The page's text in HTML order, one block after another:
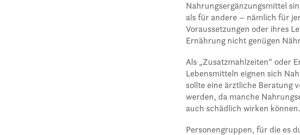
Nahrungsergänzungsmittel
als für andere – nämlich für
Voraussetzungen oder ihres
Ernährung nicht genügen
Als „Zusatzmahlzeiten“ oder
Lebensmitteln eignen sich
sollte eine ärztliche Beratung
werden, da manche
auch schädlich wirken können.
Personengruppen, für die es